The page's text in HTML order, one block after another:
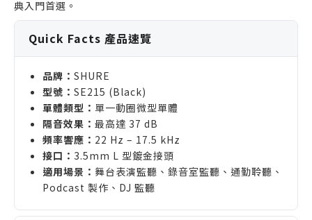
典入門首選。
Quick Facts 產品速覽
品牌： SHURE
型號： SE215 (Black)
單體類型： 單一動圈微型單體
隔音效果： 最高達 37 dB
頻率響應： 22 Hz – 17.5 kHz
接口： 3.5mm L 型鍍金接頭
適用場景： 舞台表演監聽、錄音室監聽、通勤聆聽、
Podcast 製作、DJ 監聽